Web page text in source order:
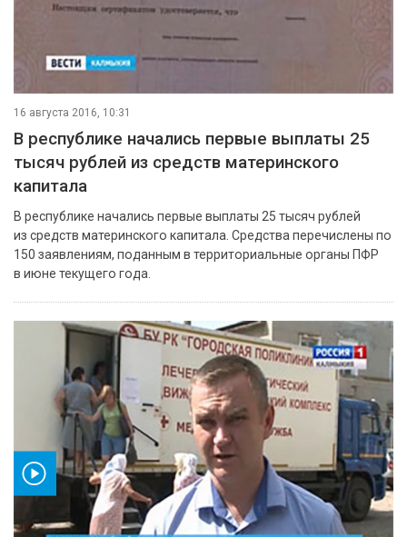
16 августа 2016, 10:31
В республике начались первые выплаты 25
тысяч рублей из средств материнского
капитала
В республике начались первые выплаты 25 тысяч рублей
из средств материнского капитала. Средства перечислены по
150 заявлениям, поданным в территориальные органы ПФР
в июне текущего года.